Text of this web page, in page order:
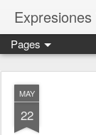
Pages
MAY
22